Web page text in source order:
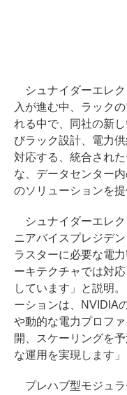
シュナイダーエレク
入が進む中、ラック
れる中で、同社の新
びラック設計、電力
対応する、統合され
な、データセンター
のソリューションを提
シュナイダーエレク
ニアバイスプレジデ
ラスターに必要な電
ーキテクチャでは対
しています」と説明
ーションは、NVIDIA
や動的な電力プロフ
開、スケーリングを
な運用を実現します」
プレハブ型モジュラ